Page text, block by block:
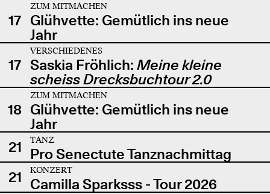
17
ZUM MITMACHEN
Glühvette: Gemütlich ins neue
Jahr
17
VERSCHIEDENES
Saskia Fröhlich: Meine kleine
scheiss Drecksbuchtour 2.0
18
ZUM MITMACHEN
Glühvette: Gemütlich ins neue
Jahr
21
TANZ
Pro Senectute Tanznachmittag
21
KONZERT
Camilla Sparksss - Tour 2026